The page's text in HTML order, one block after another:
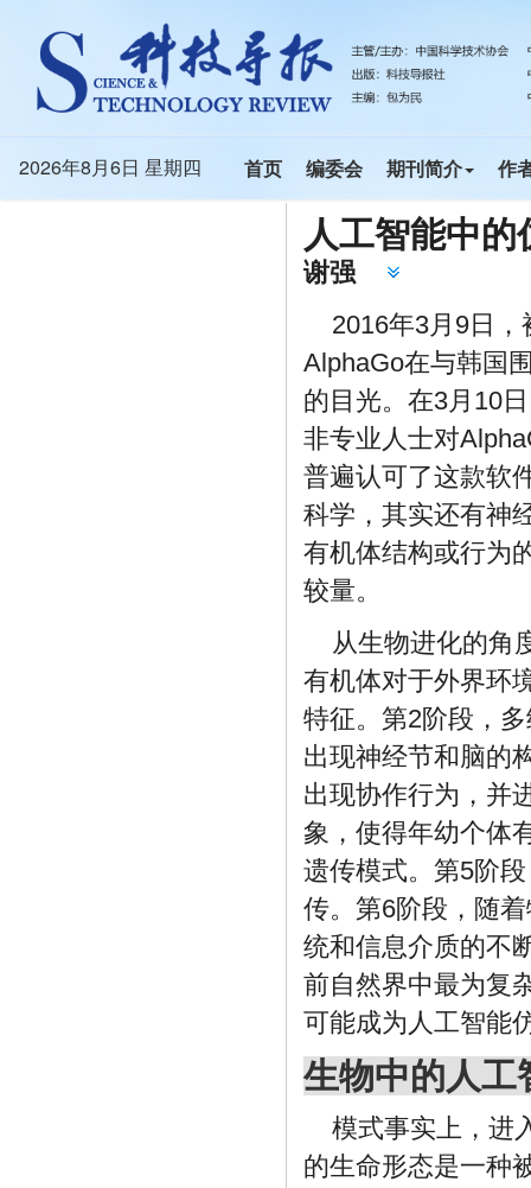
人工智能中的
谢强
2016年3月9日
AlphaGo在与韩国
的目光。在3月10
非专业人士对
普遍认可了这款软
科学，其实还有神
有机体结构或行为
较量。
从生物进化的角
有机体对于外界环
特征。第2阶段，
出现神经节和脑的
出现协作行为，并
象，使得年幼个体
遗传模式。第5阶
传。第6阶段，随
统和信息介质的不
前自然界中最为复
可能成为人工智能
生物中的人工
模式事实上，进
的生命形态是一种